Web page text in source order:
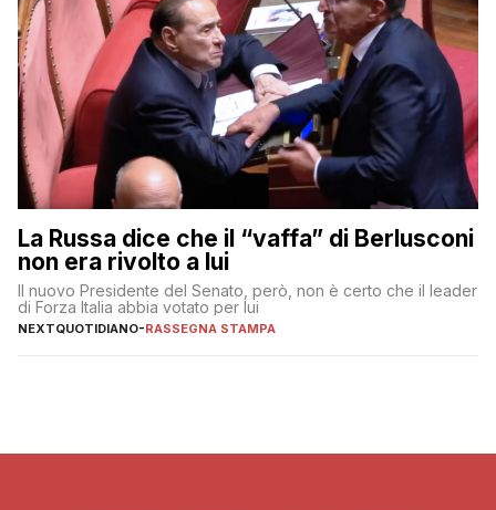
La Russa dice che il “vaffa” di Berlusconi
non era rivolto a lui
Il nuovo Presidente del Senato, però, non è certo che il leader
di Forza Italia abbia votato per lui
NEXTQUOTIDIANO-RASSEGNA STAMPA